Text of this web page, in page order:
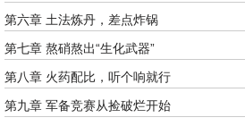
第六章 土法炼丹，差点炸锅
第七章 熬硝熬出“生化武器”
第八章 火药配比，听个响就行
第九章 军备竞赛从捡破烂开始